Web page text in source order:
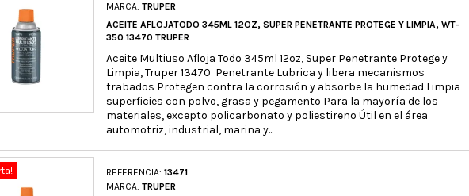
MARCA: TRUPER
ACEITE AFLOJATODO 345ML 12OZ, SUPER PENETRANTE PROTEGE Y LIMPIA, WT-
350 13470 TRUPER
Aceite Multiuso Afloja Todo 345ml 12oz, Super Penetrante Protege y
Limpia, Truper 13470 Penetrante Lubrica y libera mecanismos
trabados Protegen contra la corrosión y absorbe la humedad Limpia
superficies con polvo, grasa y pegamento Para la mayoría de los
materiales, excepto policarbonato y poliestireno Útil en el área
automotriz, industrial, marina y...
REFERENCIA: 13471
MARCA: TRUPER